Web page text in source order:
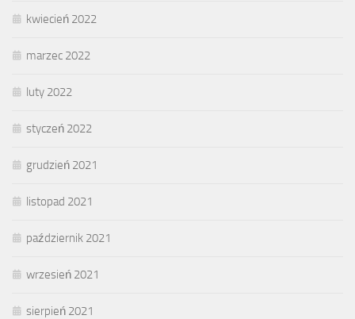
kwiecień 2022
marzec 2022
luty 2022
styczeń 2022
grudzień 2021
listopad 2021
październik 2021
wrzesień 2021
sierpień 2021